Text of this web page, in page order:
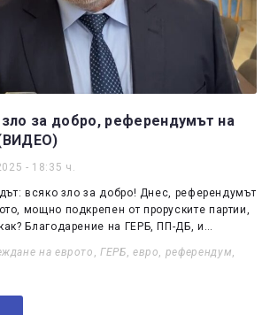
зло за добро, референдумът на
- 18:35 ч.
всяко зло за добро! Днес, референдумът
мощно подкрепен от проруските партии,
Благодарение на ГЕРБ, ПП-ДБ, и…
на еврото ,ГЕРБ, евро, референдум,